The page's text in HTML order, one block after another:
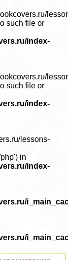
such file or
index-
such file or
index-
lessons-
in
index-